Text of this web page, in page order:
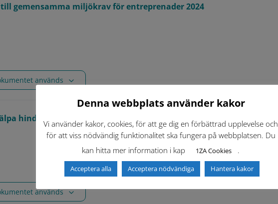
gemensamma miljökrav för entreprenader 2024
används
hinder för Göteborgs Stad
används
Denna webbplats använder kakor
Vi använder kakor, cookies, för att ge dig en förbättrad upplevelse och
för att viss nödvändig funktionalitet ska fungera på webbplatsen. Du
kan hitta mer information i kap
1ZA Cookies .
Acceptera alla Acceptera nödvändiga Hantera kakor